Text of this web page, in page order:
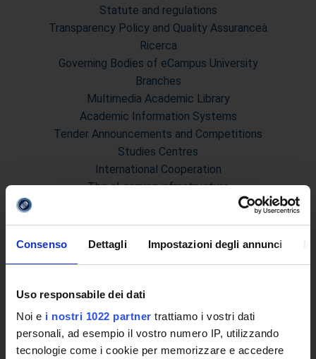
Consenso Dettagli Impostazioni degli annunci
Uso responsabile dei dati
Noi e i nostri 1022 partner trattiamo i vostri dati
personali, ad esempio il vostro numero IP, utilizzando
tecnologie come i cookie per memorizzare e accedere
Statute and regulations
Transparency Policy and Quality Assuranceà
Ricerca
Governing Bodies of eCampus University
Branches
Multimedia Academic Library
Academic Information Systems
Tender Announcements and Competitions
Studies Centres
International Cooperation
The eLearning infrastructure
Institutional websites and interacademic projects
Access to the Database of the Online Student Services
TEACHING
Degree Courses
Advanced training courses